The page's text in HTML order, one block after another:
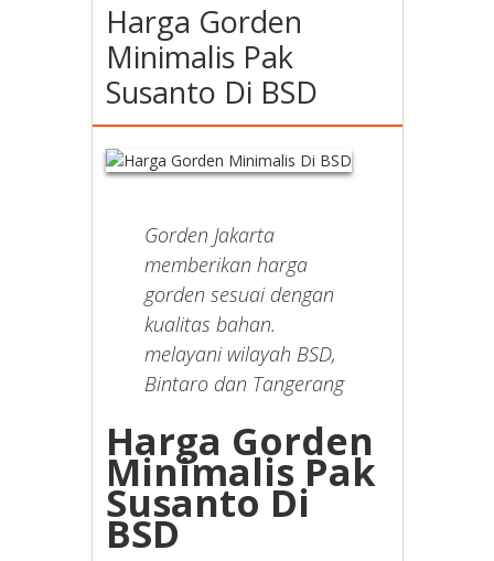
Harga Gorden
Minimalis Pak
Susanto Di BSD
Gorden Jakarta
memberikan harga
gorden sesuai dengan
kualitas bahan.
melayani wilayah BSD,
Bintaro dan Tangerang
Harga Gorden
Minimalis Pak
Susanto Di
BSD